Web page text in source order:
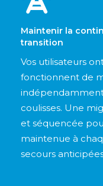
Maintenir la
transition
Vos utilisateurs
fonctionnent de
coulisses. Une
et séquencée
maintenue à
secours